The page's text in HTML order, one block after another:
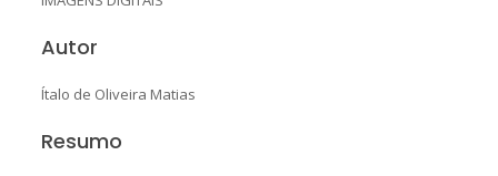
Autor
Ítalo de Oliveira Matias
Resumo